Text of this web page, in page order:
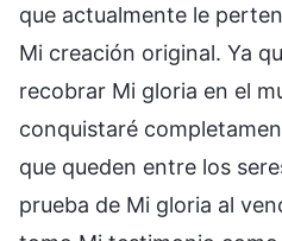
que actualmente le
Mi creación original. Ya
recobrar Mi gloria en el
conquistaré
que queden entre los
prueba de Mi gloria al